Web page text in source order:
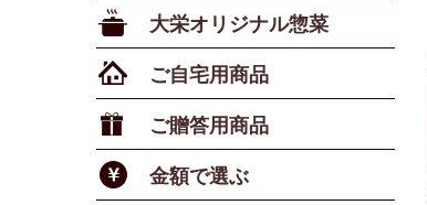
大栄オリジナル惣菜
ご自宅用商品
ご贈答用商品
金額で選ぶ